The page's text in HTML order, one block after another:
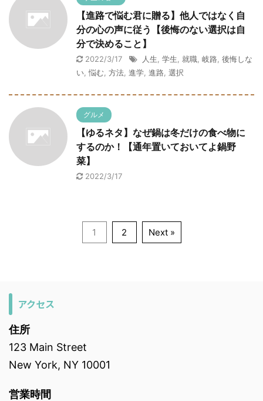
【進路で悩む君に贈る】他人ではなく自
分の心の声に従う【後悔のない選択は自
分で決めること】
2022/3/17 人生 学生 就職 岐路 後悔しな
い 悩む 方法 進学 進路 選択
グルメ
【ゆるネタ】なぜ鍋は冬だけの食べ物に
するのか！【通年置いておいてよ鍋野
菜】
2022/3/17
1 2 Next »
アクセス
住所
123 Main Street
New York, NY 10001
営業時間